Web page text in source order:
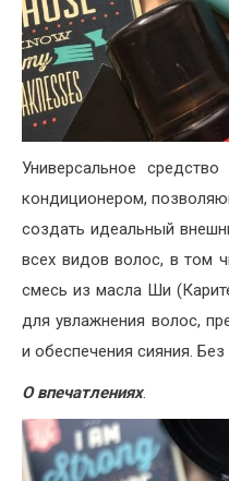
Универсальное
кондиционером,
создать идеальный
всех видов волос, в том
смесь из масла Ши
для увлажнения волос,
и обеспечения сияния.
О впечатлениях.